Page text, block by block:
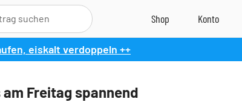
eiskalt verdoppeln ++
Freitag spannend